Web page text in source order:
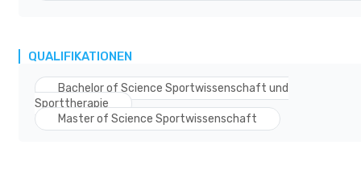
QUALIFIKATIONEN
Bachelor of Science Sportwissenschaft und
Sporttherapie
Master of Science Sportwissenschaft